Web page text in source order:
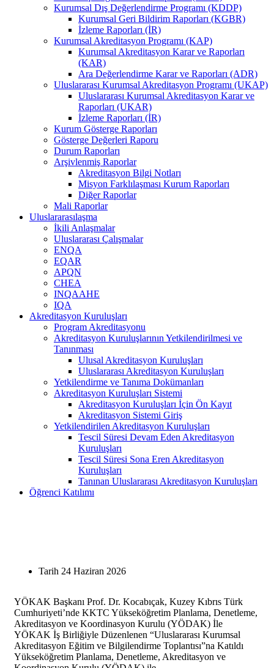
Kurumsal Dış Değerlendirme Programı (KDDP)
Kurumsal Geri Bildirim Raporları (KGBR)
İzleme Raporları (İR)
Kurumsal Akreditasyon Programı (KAP)
Kurumsal Akreditasyon Karar ve Raporları
(KAR)
Ara Değerlendirme Karar ve Raporları (ADR)
Uluslararası Kurumsal Akreditasyon Programı (UKAP)
Uluslararası Kurumsal Akreditasyon Karar ve
Raporları (UKAR)
İzleme Raporları (İR)
Kurum Gösterge Raporları
Gösterge Değerleri Raporu
Durum Raporları
Arşivlenmiş Raporlar
Akreditasyon Bilgi Notları
Misyon Farklılaşması Kurum Raporları
Diğer Raporlar
Mali Raporlar
Uluslararasılaşma
İkili Anlaşmalar
Uluslararası Çalışmalar
ENQA
EQAR
APQN
CHEA
INQAAHE
IQA
Akreditasyon Kuruluşları
Program Akreditasyonu
Akreditasyon Kuruluşlarının Yetkilendirilmesi ve
Tanınması
Ulusal Akreditasyon Kuruluşları
Uluslararası Akreditasyon Kuruluşları
Yetkilendirme ve Tanıma Dokümanları
Akreditasyon Kuruluşları Sistemi
Akreditasyon Kuruluşları İçin Ön Kayıt
Akreditasyon Sistemi Giriş
Yetkilendirilen Akreditasyon Kuruluşları
Tescil Süresi Devam Eden Akreditasyon
Kuruluşları
Tescil Süresi Sona Eren Akreditasyon
Kuruluşları
Tanınan Uluslararası Akreditasyon Kuruluşları
Öğrenci Katılımı
Tarih 24 Haziran 2026
YÖKAK Başkanı Prof. Dr. Kocabıçak, Kuzey Kıbrıs Türk
Cumhuriyeti’nde KKTC Yükseköğretim Planlama, Denetleme,
Akreditasyon ve Koordinasyon Kurulu (YÖDAK) İle
YÖKAK İş Birliğiyle Düzenlenen “Uluslararası Kurumsal
Akreditasyon Eğitim ve Bilgilendirme Toplantısı”na Katıldı
Yükseköğretim Planlama, Denetleme, Akreditasyon ve